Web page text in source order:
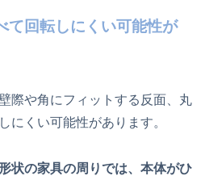
て回転しにくい可能性が
際や角にフィットする反面、丸
にくい可能性があります。
状の家具の周りでは、本体がひ